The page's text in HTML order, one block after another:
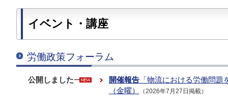
イベント・講座
労働政策フォーラム
公開しました 開催報告「物流における労働問題
（金曜）
（2026年7月27日掲載）